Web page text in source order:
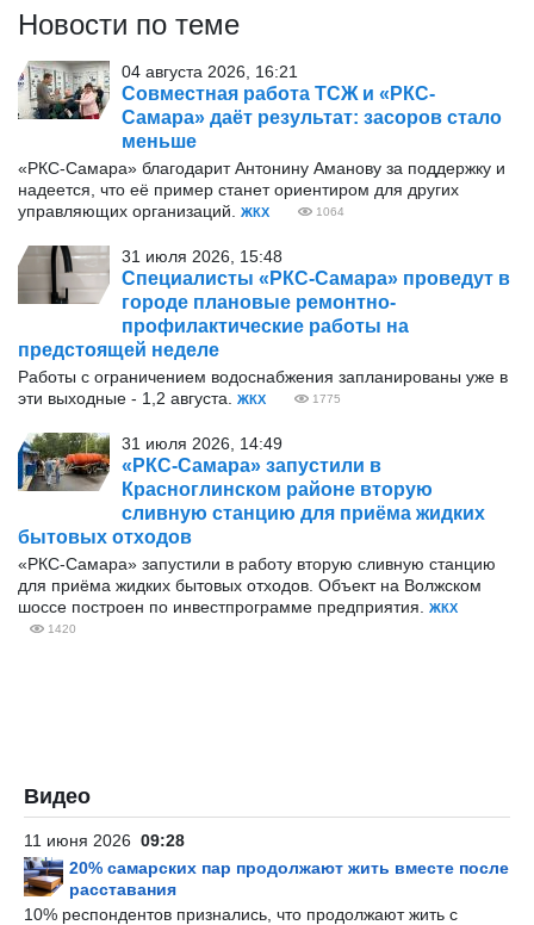
Новости по теме
04 августа 2026, 16:21
Совместная работа ТСЖ и «РКС-
Самара» даёт результат: засоров стало
меньше
«РКС-Самара» благодарит Антонину Аманову за поддержку и
надеется, что её пример станет ориентиром для других
управляющих организаций.
ЖКХ 1064
31 июля 2026, 15:48
Специалисты «РКС-Самара» проведут в
городе плановые ремонтно-
профилактические работы на
предстоящей неделе
Работы с ограничением водоснабжения запланированы уже в
эти выходные - 1,2 августа.
ЖКХ 1775
31 июля 2026, 14:49
«РКС-Самара» запустили в
Красноглинском районе вторую
сливную станцию для приёма жидких
бытовых отходов
«РКС-Самара» запустили в работу вторую сливную станцию
для приёма жидких бытовых отходов. Объект на Волжском
шоссе построен по инвестпрограмме предприятия.
ЖКХ
1420
Видео
11 июня 2026 09:28
20% самарских пар продолжают жить вместе после
расставания
10% респондентов признались, что продолжают жить с